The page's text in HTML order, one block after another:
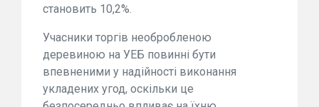
становить 10,2%.
Учасники торгів необробленою
деревиною на УЕБ повинні бути
впевненими у надійності виконання
укладених угод, оскільки це